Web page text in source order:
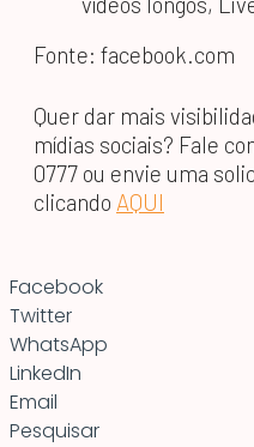
Fonte: facebook.com
Quer dar mais
mídias sociais? Fale
0777 ou envie uma
clicando AQUI
Facebook
Twitter
WhatsApp
LinkedIn
Email
Pesquisar